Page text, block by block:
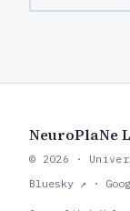
NeuroPlaNe
© 2026 ·
Bluesky ↗ ·